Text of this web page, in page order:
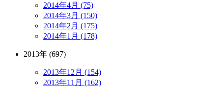
2014年4月 (75)
2014年3月 (150)
2014年2月 (175)
2014年1月 (178)
2013年 (697)
2013年12月 (154)
2013年11月 (162)